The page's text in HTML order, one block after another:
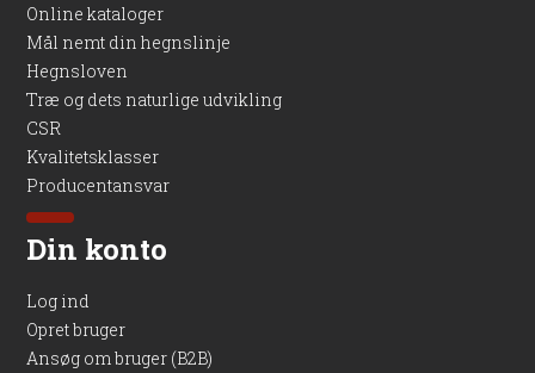
Online kataloger
Mål nemt din hegnslinje
Hegnsloven
Træ og dets naturlige udvikling
CSR
Kvalitetsklasser
Producentansvar
Din konto
Log ind
Opret bruger
Ansøg om bruger (B2B)